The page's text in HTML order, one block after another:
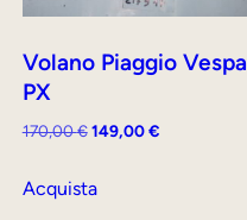
Volano Piaggio Vespa
PX
170,00€ Il
originale
149,00€Il
Acquista